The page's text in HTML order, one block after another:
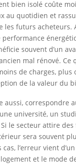
bien isolé coûte
au quotidien et
les futurs acheteurs.
performance
souvent d’un
mal rénové. Ce
de charges, plus
de la valeur du
aussi, correspondre
université, un
le secteur attire des
sera souvent
l’erreur vient
et le mode